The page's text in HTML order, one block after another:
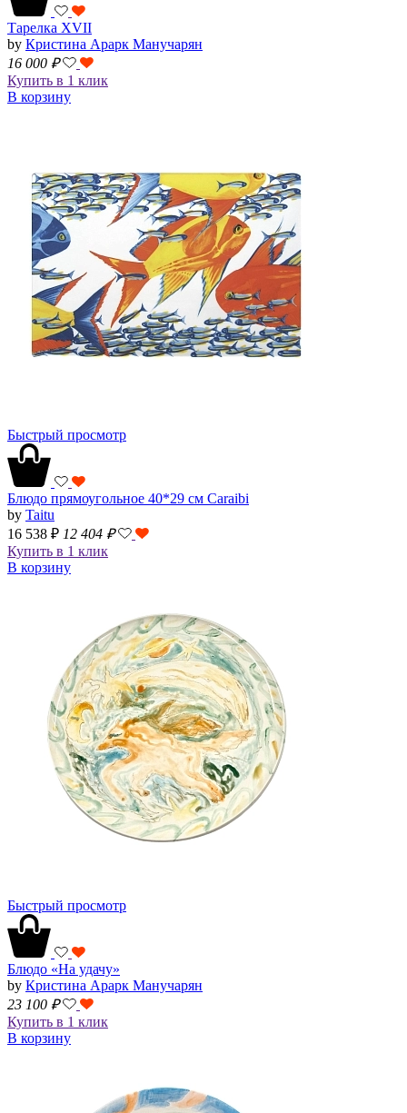
Тарелка XVII
by Кристина Арарк Манучарян
16 000 ₽
Купить в 1 клик
В корзину
Быстрый просмотр
Блюдо прямоугольное 40*29 см Caraibi
by Taitu
16 538 ₽ 12 404 ₽
Купить в 1 клик
В корзину
Быстрый просмотр
Блюдо «На удачу»
by Кристина Арарк Манучарян
23 100 ₽
Купить в 1 клик
В корзину